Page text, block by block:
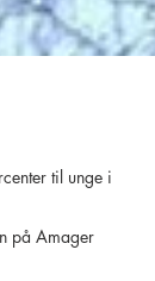
til unge i
på Amager